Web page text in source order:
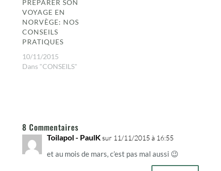
PRÉPARER SON
VOYAGE EN
NORVÈGE: NOS
CONSEILS
PRATIQUES
10/11/2015
Dans "CONSEILS"
8 Commentaires
Toilapol - PaulKsur 11/11/2015 à 16:55
et au mois de mars, c’est pas mal aussi 😉